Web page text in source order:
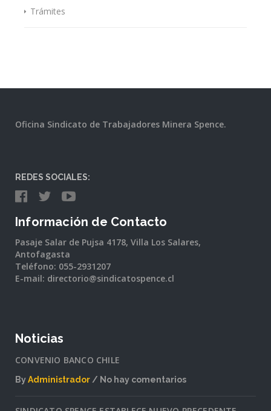
Trámites
Oficina Sindicato de Trabajadores Minera Spence.
REDES SOCIALES:
Información de Contacto
Pasaje Salar de Pujsa 4178, Villa Los Salares,
Antofagasta
Teléfono: 055-2931207
E-mail: directorio@sindicatospence.cl
Noticias
CONVENIO BANCO CHILE
ByAdministrador
No hay comentarios